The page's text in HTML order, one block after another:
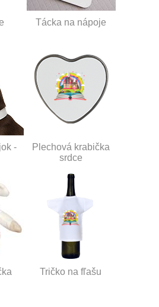
Tácka na nápoje
-
Plechová krabička
srdce
Tričko na fľašu